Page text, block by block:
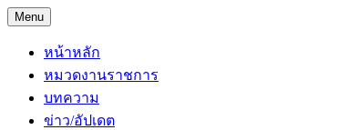
Skip
to
content
Menu
หน้าหลัก
หมวดงานราชการ
บทความ
ข่าว/อัปเดต